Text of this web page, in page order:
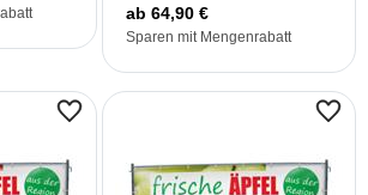
ab 64,90 €
Sparen mit Mengenrabatt